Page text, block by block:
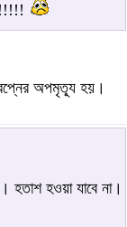
অপমৃত্যূ হয়।
হতাশ হওয়া যাবে না।